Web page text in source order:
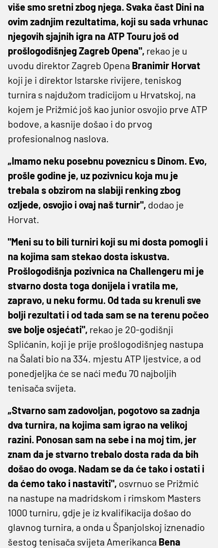
više smo sretni zbog njega. Svaka čast Dini na
ovim zadnjim rezultatima, koji su sada vrhunac
njegovih sjajnih igra na ATP Touru još od
prošlogodišnjeg Zagreb Opena", rekao je u
uvodu direktor Zagreb Opena Branimir Horvat
koji je i direktor Istarske rivijere, teniskog
turnira s najdužom tradicijom u Hrvatskoj, na
kojem je Prižmić još kao junior osvojio prve ATP
bodove, a kasnije došao i do prvog
profesionalnog naslova.
„Imamo neku posebnu poveznicu s Dinom. Evo,
prošle godine je, uz pozivnicu koja mu je
trebala s obzirom na slabiji renking zbog
ozljede, osvojio i ovaj naš turnir", dodao je
Horvat.
"Meni su to bili turniri koji su mi dosta pomogli i
na kojima sam stekao dosta iskustva.
Prošlogodišnja pozivnica na Challengeru mi je
stvarno dosta toga donijela i vratila me,
zapravo, u neku formu. Od tada su krenuli sve
bolji rezultati i od tada sam se na terenu počeo
sve bolje osjećati", rekao je 20-godišnji
Splićanin, koji je prije prošlogodišnjeg nastupa
na Šalati bio na 334. mjestu ATP ljestvice, a od
ponedjeljka će se naći među 70 najboljih
tenisača svijeta.
„Stvarno sam zadovoljan, pogotovo sa zadnja
dva turnira, na kojima sam igrao na velikoj
razini. Ponosan sam na sebe i na moj tim, jer
znam da je stvarno trebalo dosta rada da bih
došao do ovoga. Nadam se da će tako i ostati i
da ćemo tako i nastaviti", osvrnuo se Prižmić
na nastupe na madridskom i rimskom Masters
1000 turniru, gdje je iz kvalifikacija došao do
glavnog turnira, a onda u Španjolskoj iznenadio
šestog tenisača svijeta Amerikanca Bena